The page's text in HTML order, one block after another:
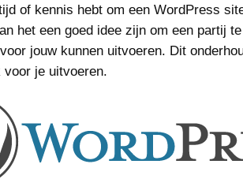
of kennis hebt om een WordPress
het een goed idee zijn om een partij
jouw kunnen uitvoeren. Dit
voor je uitvoeren.